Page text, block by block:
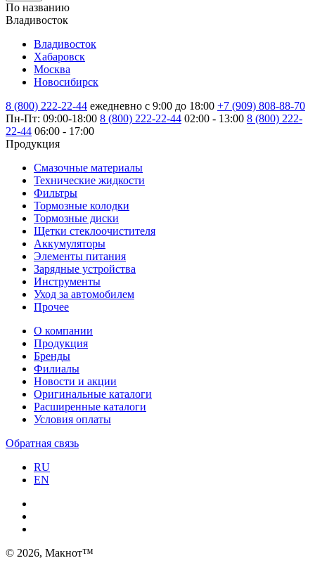
По названию
Владивосток
Владивосток
Хабаровск
Москва
Новосибирск
8 (800) 222-22-44 ежедневно с 9:00 до 18:00 +7 (909) 808-88-70
Пн-Пт: 09:00-18:00 8 (800) 222-22-44 02:00 - 13:00 8 (800) 222-
22-44 06:00 - 17:00
Продукция
Смазочные материалы
Технические жидкости
Фильтры
Тормозные колодки
Тормозные диски
Щетки стеклоочистителя
Аккумуляторы
Элементы питания
Зарядные устройства
Инструменты
Уход за автомобилем
Прочее
О компании
Продукция
Бренды
Филиалы
Новости и акции
Оригинальные каталоги
Расширенные каталоги
Условия оплаты
Обратная связь
RU
EN
© 2026, Макнот™